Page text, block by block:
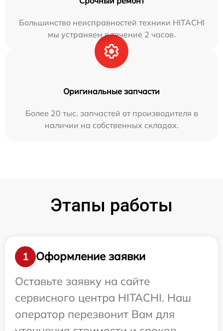
Большинство неисправностей техники HITACHI
мы устраняем в течение 2 часов.
Оригинальные запчасти
Более 20 тыс. запчастей от производителя в
наличии на собственных складах.
Этапы работы
1
Оформление заявки
Оставьте заявку на сайте
сервисного центра HITACHI. Наш
оператор перезвонит Вам для